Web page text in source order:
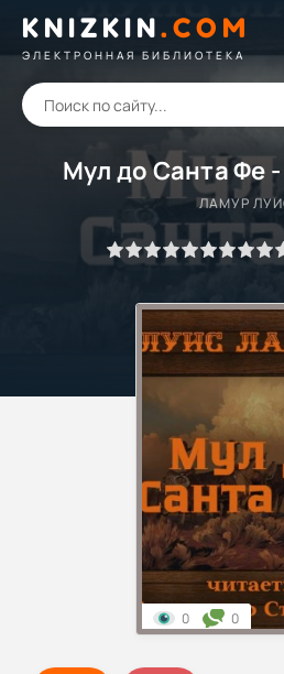
KNIZKIN. COM
ЭЛЕКТРОННАЯ БИБЛИОТЕКА
Мул до Санта Фе
ЛАМУР
0 0